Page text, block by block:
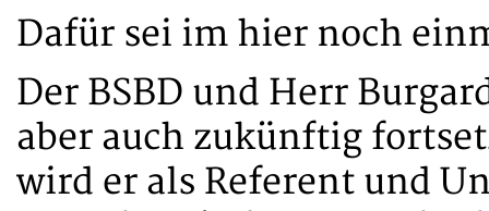
Dafür sei im hier noch
Der BSBD und Herr
aber auch zukünftig
wird er als Referent und